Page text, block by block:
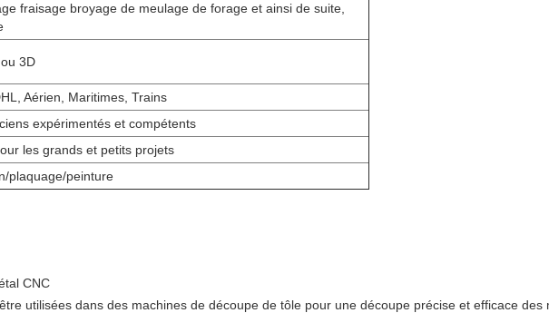
fraisage broyage de meulage de forage et ainsi de suite,
3D
Aérien, Maritimes, Trains
expérimentés et compétents
les grands et petits projets
plaquage/peinture
CNC
utilisées dans des machines de découpe de tôle pour une découpe précise et efficace